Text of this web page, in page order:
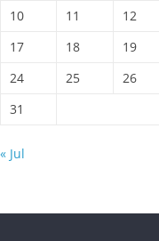
10
11 12
17
18 19
24
25 26
31
« Jul